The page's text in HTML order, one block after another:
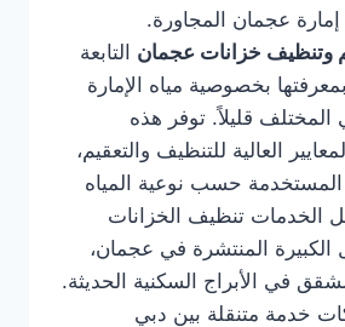
عجمان المجاورة.
وتنظيف خزانات عجمان التابعة
بخصوصية مياه الإمارة
المختلف قليلاً. توفر هذه
العالية للتنظيف والتعقيم،
المستخدمة حسب نوعية المياه
تنظيف الخزانات
الكبيرة المنتشرة في عجمان،
في الأبراج السكنية الحديثة.
خدمة متنقلة بين دبي